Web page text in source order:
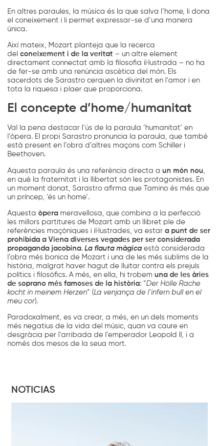
En altres paraules, la música és la que salva l’home, li dona
el coneixement i li permet expressar-se d’una manera
única.
Així mateix, Mozart planteja que la recerca
delconeixement i de la veritat – un altre element
directament connectat amb la filosofia il·lustrada – no ha
de fer-se amb una renúncia ascètica del món. Els
sacerdots de Sarastro cerquen la divinitat en l’amor i en
tota la riquesa i plaer que proporciona.
El concepte d’home/humanitat
Val la pena destacar l’ús de la paraula ‘humanitat’ en
l’òpera. El propi Sarastro pronuncia la paraula, que també
està present en l’obra d’altres maçons com Schiller i
Beethoven.
Aquesta paraula és una referència directa aun món nou
en què la fraternitat i la llibertat són les protagonistes. En
un moment donat, Sarastro afirma que Tamino és més que
un príncep, ‘és un home’.
Aquestaòpera meravellosa, que combina a la perfecció
les millors partitures de Mozart amb un llibret ple de
referències maçòniques i il·lustrades, va estara punt de ser
prohibida a Viena diverses vegades per ser considerada
propaganda jacobina.La flauta màgica està considerada
l’obra més bonica de Mozart i una de les més sublims de la
història, malgrat haver hagut de lluitar contra els prejuís
polítics i filosòfics. A més, en ella, hi trobemuna de les àries
de soprano més famoses de la història: “Der Hölle Rache
kocht in meinem Herzen” (La venjança de l’infern bull en el
meu cor).
Paradoxalment, es va crear, a més, en un dels moments
més negatius de la vida del músic, quan va caure en
desgràcia per l’arribada de l’emperador Leopold II, i a
només dos mesos de la seua mort.
NOTICIAS